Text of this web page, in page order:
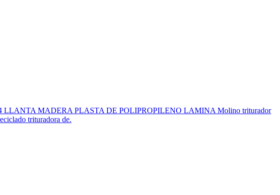
LLANTA MADERA PLASTA DE POLIPROPILENO LAMINA Molino triturador
trituradora de.